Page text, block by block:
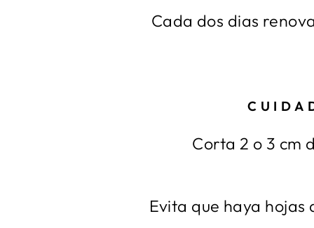
Cada dos dias
Corta 2 o 3 cm
Evita que haya